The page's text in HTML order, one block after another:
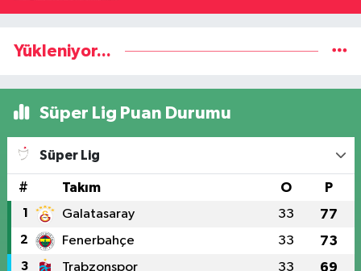
Yükleniyor...
Süper Lig Puan Durumu
Süper Lig
# Takım O P
1 Galatasaray 33 77
2 Fenerbahçe 33 73
3 Trabzonspor 33 69